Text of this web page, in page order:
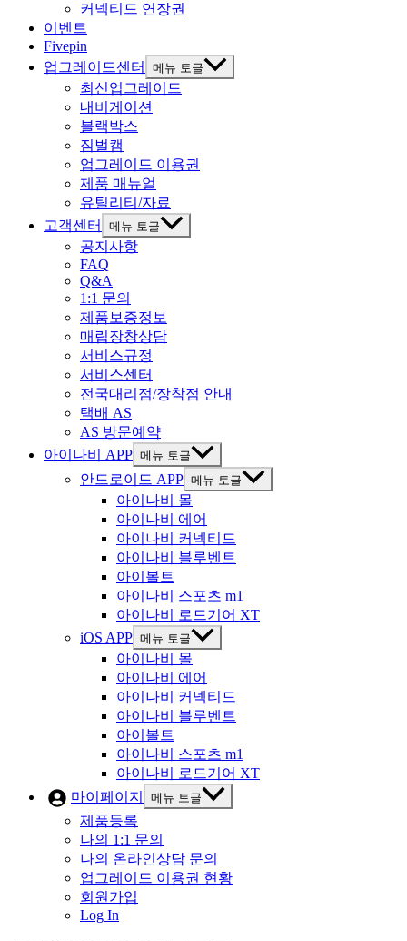
커넥티드 연장권
이벤트
Fivepin
업그레이드센터
메뉴 토글
최신업그레이드
내비게이션
블랙박스
짐벌캠
업그레이드 이용권
제품 매뉴얼
유틸리티/자료
고객센터
메뉴 토글
공지사항
FAQ
Q&A
1:1 문의
제품보증정보
매립장창상담
서비스규정
서비스센터
전국대리점/장착점 안내
택배 AS
AS 방문예약
아이나비 APP 메뉴 토글
안드로이드 APP 메뉴 토글
아이나비 몰
아이나비 에어
아이나비 커넥티드
아이나비 블루벤트
아이볼트
아이나비 스포츠 m1
아이나비 로드기어 XT
iOS APP 메뉴 토글
아이나비 몰
아이나비 에어
아이나비 커넥티드
아이나비 블루벤트
아이볼트
아이나비 스포츠 m1
아이나비 로드기어 XT
마이페이지
메뉴 토글
제품등록
나의 1:1 문의
나의 온라인상담 문의
업그레이드 이용권 현황
회원가입
Log In